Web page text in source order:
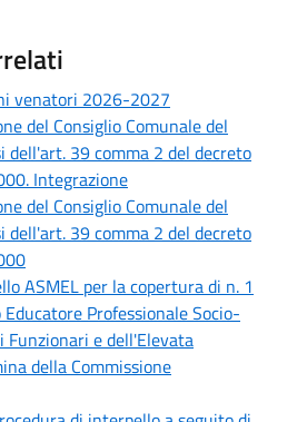
venatori 2026-2027
del Consiglio Comunale del
39 comma 2 del decreto
Integrazione
del Consiglio Comunale del
39 comma 2 del decreto
ASMEL per la copertura di n. 1
Professionale Socio-
Funzionari e dell'Elevata
della Commissione